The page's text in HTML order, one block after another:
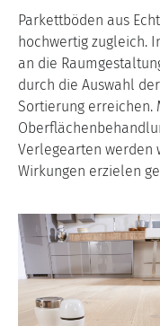
Parkettböden aus
hochwertig zugleich.
an die
durch die Auswahl
Sortierung erreichen.
Verlegearten werden
Wirkungen erzielen